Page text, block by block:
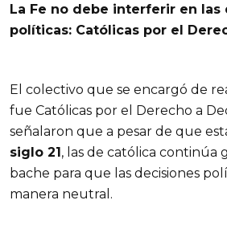
La Fe no debe interferir en las
políticas: Católicas por el
El colectivo que se encargó de
fue Católicas por el Derecho a
señalaron que a pesar de que
siglo 21, las de católica continúa
bache para que las decisiones
manera neutral.